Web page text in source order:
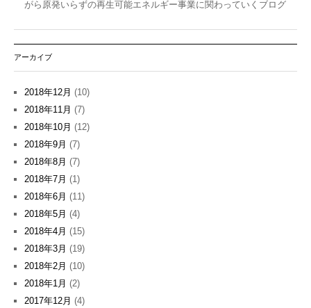
がら原発いらずの再生可能エネルギー事業に関わっていくブログ
アーカイブ
2018年12月 (10)
2018年11月 (7)
2018年10月 (12)
2018年9月 (7)
2018年8月 (7)
2018年7月 (1)
2018年6月 (11)
2018年5月 (4)
2018年4月 (15)
2018年3月 (19)
2018年2月 (10)
2018年1月 (2)
2017年12月 (4)